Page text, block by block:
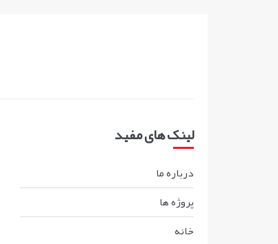
لینک های مفید
درباره ما
پروژه ها
خانه